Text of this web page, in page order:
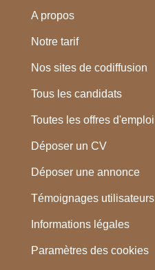
A propos
Notre tarif
Nos sites de codiffusion
Tous les candidats
Toutes les offres d'emploi
Déposer un CV
Déposer une annonce
Témoignages utilisateurs
Informations légales
Paramètres des cookies